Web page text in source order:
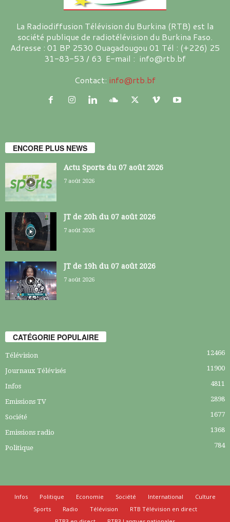
La Radiodiffusion Télévision du Burkina (RTB) est la
société publique de radiotélévision du Burkina Faso.
Adresse : 01 BP 2530 Ouagadougou 01 Tél : (+226) 25
31-83-53 / 63 E-mail : info@rtb.bf
Contact: info@rtb.bf
ENCORE PLUS NEWS
Actu Sports du 07 août 2026
7 août 2026
JT de 20h du 07 août 2026
7 août 2026
JT de 19h du 07 août 2026
7 août 2026
CATÉGORIE POPULAIRE
Télévision 12466
Journaux Télévisés 11900
Infos 4811
Emissions TV 2898
Société 1677
Emissions radio 1368
Politique 784
Infos Politique Economie Société International
Culture
Sports
Radio Télévision
RTB Télévision en direct